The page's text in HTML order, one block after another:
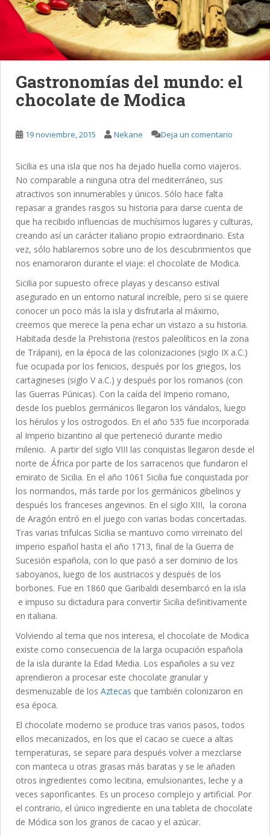
Gastronomías del mundo: el
chocolate de Modica
19 noviembre, 2015 Nekane Deja un comentario
Sicilia es una isla que nos ha dejado huella como viajeros.
No comparable a ninguna otra del mediterráneo, sus
atractivos son innumerables y únicos. Sólo hace falta
repasar a grandes rasgos su historia para darse cuenta de
que ha recibido influencias de muchísimos lugares y culturas,
creando así un carácter italiano propio extraordinario. Esta
vez, sólo hablaremos sobre uno de los descubrimientos que
nos enamoraron durante el viaje: el chocolate de Modica.
Sicilia por supuesto ofrece playas y descanso estival
asegurado en un entorno natural increíble, pero si se quiere
conocer un poco más la isla y disfrutarla al máximo,
creemos que merece la pena echar un vistazo a su historia.
Habitada desde la Prehistoria (restos paleolíticos en la zona
de Trápani), en la época de las colonizaciones (siglo IX a.C.)
fue ocupada por los fenicios, después por los griegos, los
cartagineses (siglo V a.C.) y después por los romanos (con
las Guerras Púnicas). Con la caída del Imperio romano,
desde los pueblos germánicos llegaron los vándalos, luego
los hérulos y los ostrogodos. En el año 535 fue incorporada
al Imperio bizantino al que perteneció durante medio
milenio. A partir del siglo VIII las conquistas llegaron desde el
norte de África por parte de los sarracenos que fundaron el
emirato de Sicilia. En el año 1061 Sicilia fue conquistada por
los normandos, más tarde por los germánicos gibelinos y
después los franceses angevinos. En el siglo XIII, la corona
de Aragón entró en el juego con varias bodas concertadas.
Tras varias trifulcas Sicilia se mantuvo como virreinato del
imperio español hasta el año 1713, final de la Guerra de
Sucesión española, con lo que pasó a ser dominio de los
saboyanos, luego de los austriacos y después de los
borbones. Fue en 1860 que Garibaldi desembarcó en la isla
e impuso su dictadura para convertir Sicilia definitivamente
en italiana.
Volviendo al tema que nos interesa, el chocolate de Modica
existe como consecuencia de la larga ocupación española
de la isla durante la Edad Media. Los españoles a su vez
aprendieron a procesar este chocolate granular y
desmenuzable de los Aztecas que también colonizaron en
esa época.
El chocolate moderno se produce tras varios pasos, todos
ellos mecanizados, en los que el cacao se cuece a altas
temperaturas, se separe para después volver a mezclarse
con manteca u otras grasas más baratas y se le añaden
otros ingredientes como lecitina, emulsionantes, leche y a
veces saporificantes. Es un proceso complejo y artificial. Por
el contrario, el único ingrediente en una tableta de chocolate
de Módica son los granos de cacao y el azúcar.